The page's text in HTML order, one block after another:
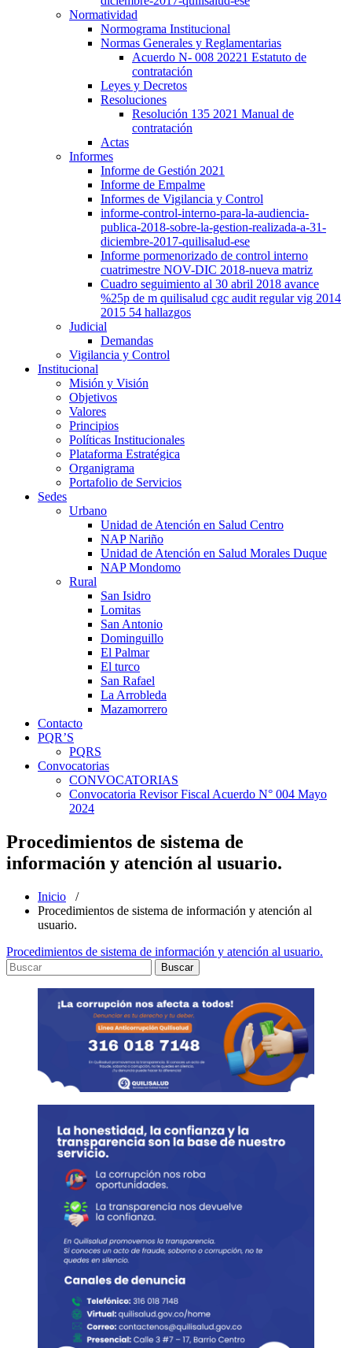
Normatividad
Normograma Institucional
Normas Generales y Reglamentarias
Acuerdo N- 008 20221 Estatuto de
contratación
Leyes y Decretos
Resoluciones
Resolución 135 2021 Manual de
contratación
Actas
Informes
Informe de Gestión 2021
Informe de Empalme
Informes de Vigilancia y Control
informe-control-interno-para-la-audiencia-
publica-2018-sobre-la-gestion-realizada-a-31-
diciembre-2017-quilisalud-ese
Informe pormenorizado de control interno
cuatrimestre NOV-DIC 2018-nueva matriz
Cuadro seguimiento al 30 abril 2018 avance
%25p de m quilisalud cgc audit regular vig 2014
2015 54 hallazgos
Judicial
Demandas
Vigilancia y Control
Institucional
Misión y Visión
Objetivos
Valores
Principios
Políticas Institucionales
Plataforma Estratégica
Organigrama
Portafolio de Servicios
Sedes
Urbano
Unidad de Atención en Salud Centro
NAP Nariño
Unidad de Atención en Salud Morales Duque
NAP Mondomo
Rural
San Isidro
Lomitas
San Antonio
Dominguillo
El Palmar
El turco
San Rafael
La Arrobleda
Mazamorrero
Contacto
PQR’S
PQRS
Convocatorias
CONVOCATORIAS
Convocatoria Revisor Fiscal Acuerdo N° 004 Mayo
2024
Procedimientos de sistema de
información y atención al usuario.
Inicio /
Procedimientos de sistema de información y atención al
usuario.
Procedimientos de sistema de información y atención al usuario.